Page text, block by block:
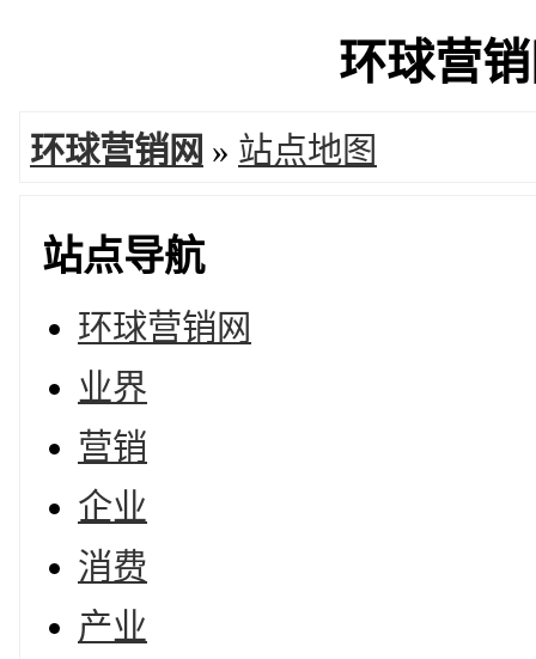
环球营
环球营销网 » 站点地图
站点导航
环球营销网
业界
营销
企业
消费
产业